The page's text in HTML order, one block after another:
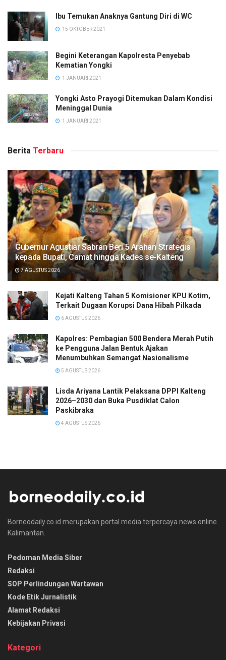
Ibu Temukan Anaknya Gantung Diri di WC
15 OKTOBER 2021
Begini Keterangan Kapolresta Penyebab
Kematian Yongki
1 JANUARI 2021
Yongki Asto Prayogi Ditemukan Dalam Kondisi
Meninggal Dunia
1 JANUARI 2021
Berita Terbaru
Gubernur Agustiar Sabran Beri 5 Arahan Strategis
kepada Bupati, Camat hingga Kades se-Kalteng
7 AGUSTUS 2026
Kejati Kalteng Tahan 5 Komisioner KPU Kotim,
Terkait Dugaan Korupsi Dana Hibah Pilkada
6 AGUSTUS 2026
Kapolres: Pembagian 500 Bendera Merah Putih
ke Pengguna Jalan Bentuk Ajakan
Menumbuhkan Semangat Nasionalisme
5 AGUSTUS 2026
Lisda Ariyana Lantik Pelaksana DPPI Kalteng
2026–2030 dan Buka Pusdiklat Calon
Paskibraka
4 AGUSTUS 2026
Borneodaily.co.id merupakan portal media terpercaya news online
Kalimantan.
Pedoman Media Siber
Redaksi
SOP Perlindungan Wartawan
Kode Etik Jurnalistik
Alamat Redaksi
Kebijakan Privasi
Kategori